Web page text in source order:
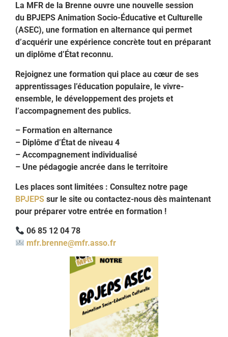
La MFR de la Brenne ouvre une nouvelle session
du BPJEPS Animation Socio-Éducative et Culturelle
(ASEC), une formation en alternance qui permet
d’acquérir une expérience concrète tout en préparant
un diplôme d’État reconnu.
Rejoignez une formation qui place au cœur de ses
apprentissages l’éducation populaire, le vivre-
ensemble, le développement des projets et
l’accompagnement des publics.
– Formation en alternance
– Diplôme d’État de niveau 4
– Accompagnement individualisé
– Une pédagogie ancrée dans le territoire
Les places sont limitées : Consultez notre page
BPJEPS sur le site ou contactez-nous dès maintenant
pour préparer votre entrée en formation !
06 85 12 04 78
mfr.brenne@mfr.asso.fr